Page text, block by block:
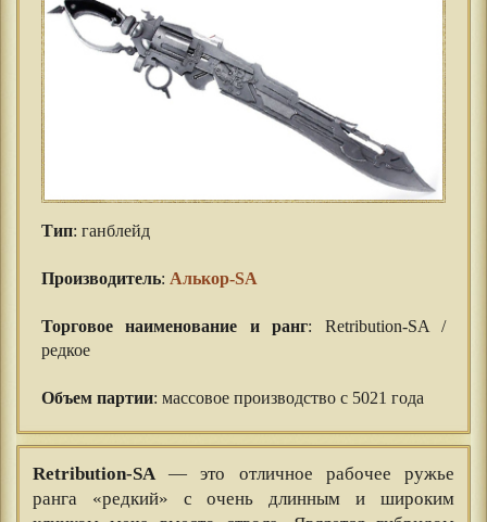
Тип: ганблейд
Производитель: Алькор-SA
Торговое наименование и ранг: Retribution-SA /
редкое
Объем партии: массовое производство с 5021 года
Retribution-SA — это отличное рабочее ружье
ранга «редкий» с очень длинным и широким